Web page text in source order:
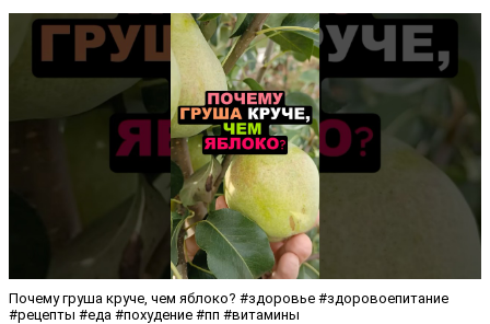
Почему груша круче, чем яблоко? #здоровье #здоровоепитание
#рецепты #еда #похудение #пп #витамины